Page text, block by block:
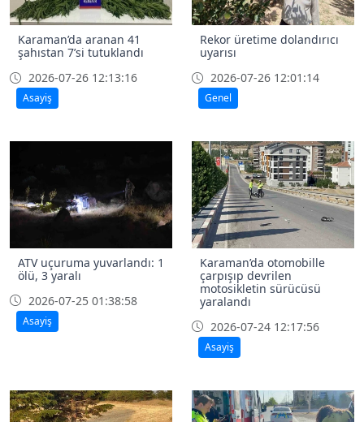
Karaman’da aranan 41
şahıstan 7’si tutuklandı
2026-07-26 12:13:16
Asayiş
Rekor üretime dolandırıcı
uyarısı
2026-07-26 12:01:14
Genel
ATV uçuruma yuvarlandı: 1
ölü, 3 yaralı
2026-07-25 01:38:58
Asayiş
Karaman’da otomobille
çarpışıp devrilen
motosikletin sürücüsü
yaralandı
2026-07-24 12:17:56
Asayiş